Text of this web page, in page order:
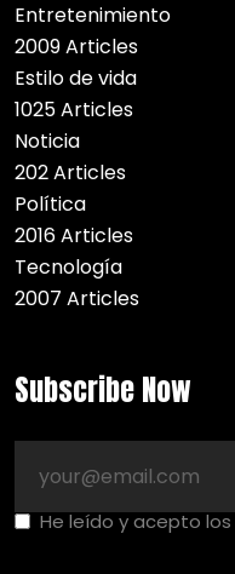
Entretenimiento
2009 Articles
Estilo de vida
1025 Articles
Noticia
202 Articles
Política
2016 Articles
Tecnología
2007 Articles
Subscribe Now
He leído y acepto